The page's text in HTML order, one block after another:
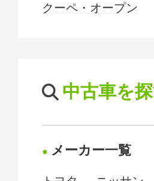
クーペ・オープン
中古車を
メーカー一覧